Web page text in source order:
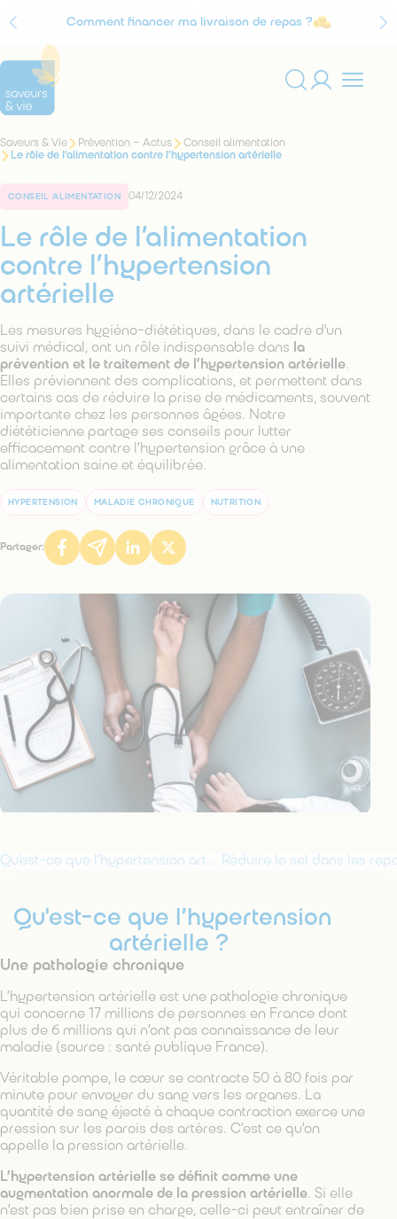
Agrément Service à la personne
Comment financer ma livraison de repas ?
Rechercher
site
Vous
êtes
Saveurs & Vie Prévention – Actus
Conseil alimentation
Le rôle de l’alimentation contre l’hypertension artérielle
CONSEIL ALIMENTATION 04/12/2024
Le rôle de l’alimentation
contre l’hypertension
artérielle
Les mesures hygiéno-diététiques, dans le cadre d'un
suivi médical, ont un rôle indispensable dans la
prévention et le traitement de l’hypertension artérielle.
Elles préviennent des complications, et permettent dans
certains cas de réduire la prise de médicaments, souvent
importante chez les personnes âgées. Notre
diététicienne partage ses conseils pour lutter
efficacement contre l’hypertension grâce à une
alimentation saine et équilibrée.
HYPERTENSION MALADIE CHRONIQUE NUTRITION
Partager:
Qu'est-ce que l’hypertension artérielle ?
Qu'est-ce que l’hypertension
artérielle ?
Une pathologie chronique
L’hypertension artérielle est une pathologie chronique
qui concerne 17 millions de personnes en France dont
plus de 6 millions qui n’ont pas connaissance de leur
maladie (source : santé publique France).
Véritable pompe, le cœur se contracte 50 à 80 fois par
minute pour envoyer du sang vers les organes. La
quantité de sang éjecté à chaque contraction exerce une
pression sur les parois des artères. C’est ce qu’on
appelle la pression artérielle.
L’hypertension artérielle se définit comme une
augmentation anormale de la pression artérielle. Si elle
n’est pas bien prise en charge, celle-ci peut entraîner de